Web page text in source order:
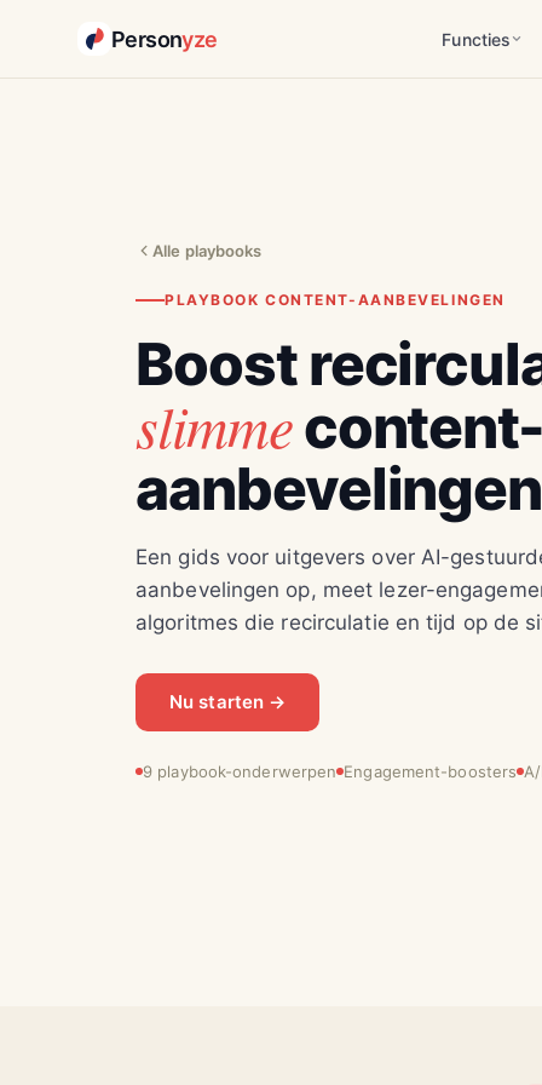
Personyze Functies
Alle playbooks
PLAYBOOK CONTENT-AANBEVELINGEN
Boost
slimmecontent-
Een gids voor uitgevers over AI-
aanbevelingen op, meet lezer-
algoritmes die recirculatie en tijd op de
Nu starten →
9 playbook-onderwerpen Engagement-boosters